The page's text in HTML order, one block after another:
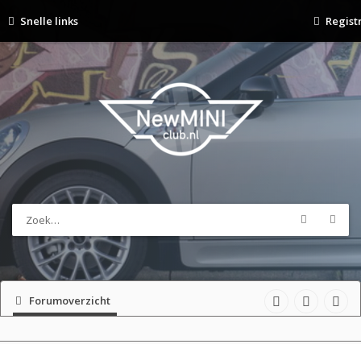
Snelle links
Forumoverzicht